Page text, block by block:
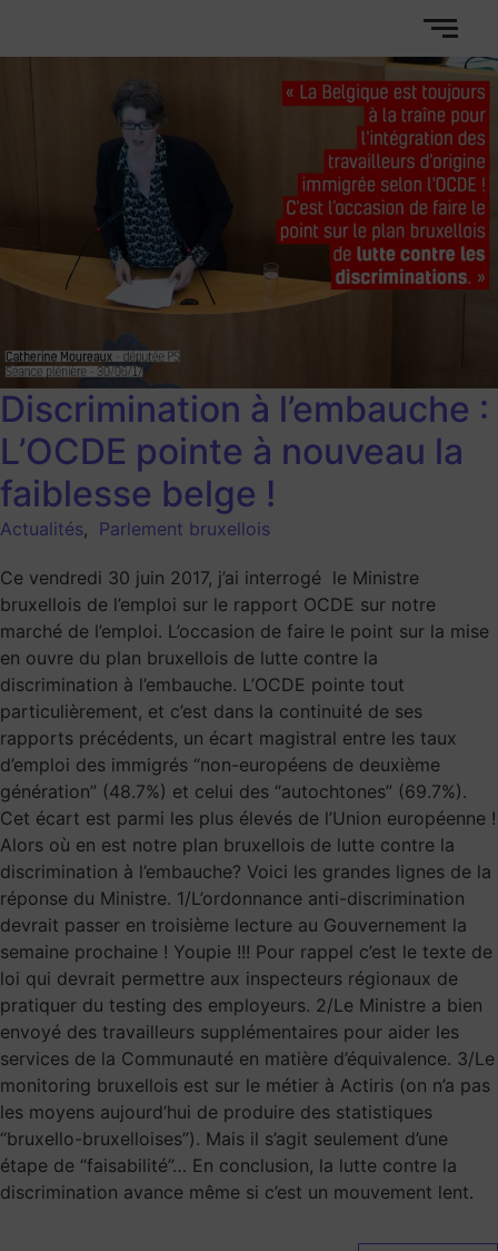
Discrimination à l’embauche :
L’OCDE pointe à nouveau la
faiblesse belge !
Actualités, Parlement bruxellois
Ce vendredi 30 juin 2017, j’ai interrogé le Ministre
bruxellois de l’emploi sur le rapport OCDE sur notre
marché de l’emploi. L’occasion de faire le point sur la mise
en ouvre du plan bruxellois de lutte contre la
discrimination à l’embauche. L’OCDE pointe tout
particulièrement, et c’est dans la continuité de ses
rapports précédents, un écart magistral entre les taux
d’emploi des immigrés “non-européens de deuxième
génération” (48.7%) et celui des “autochtones” (69.7%).
Cet écart est parmi les plus élevés de l’Union européenne !
Alors où en est notre plan bruxellois de lutte contre la
discrimination à l’embauche? Voici les grandes lignes de la
réponse du Ministre. 1/L’ordonnance anti-discrimination
devrait passer en troisième lecture au Gouvernement la
semaine prochaine ! Youpie !!! Pour rappel c’est le texte de
loi qui devrait permettre aux inspecteurs régionaux de
pratiquer du testing des employeurs. 2/Le Ministre a bien
envoyé des travailleurs supplémentaires pour aider les
services de la Communauté en matière d’équivalence. 3/Le
monitoring bruxellois est sur le métier à Actiris (on n’a pas
les moyens aujourd’hui de produire des statistiques
“bruxello-bruxelloises”). Mais il s’agit seulement d’une
étape de “faisabilité”… En conclusion, la lutte contre la
discrimination avance même si c’est un mouvement lent.